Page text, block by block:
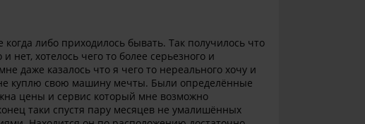
либо приходилось бывать. Так получилось что
нет, хотелось чего то более серьезного и
даже казалось что я чего то нереального хочу и
куплю свою машину мечты. Были определённые
цены и сервис который мне возможно
таки спустя пару месяцев не умалишённых